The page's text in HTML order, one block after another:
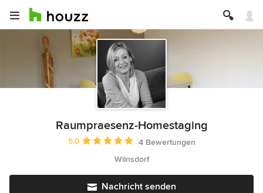
Raumpraesenz-Homestaging
Durchschnittliche Bewertung: 5 von 5 Sternen
5,0
4 Bewertungen
Wilnsdorf
Nachricht senden